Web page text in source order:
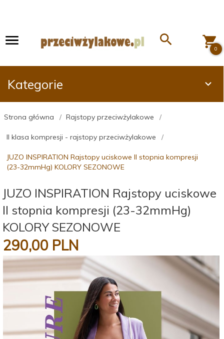
0
Kategorie
Strona główna Rajstopy przeciwżylakowe
II klasa kompresji - rajstopy przeciwżylakowe
JUZO INSPIRATION Rajstopy uciskowe II stopnia kompresji
(23-32mmHg) KOLORY SEZONOWE
JUZO INSPIRATION Rajstopy uciskowe
II stopnia kompresji (23-32mmHg)
KOLORY SEZONOWE
290,00 PLN